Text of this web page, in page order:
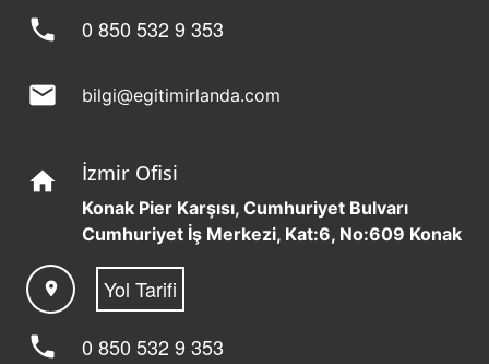
phone 0 850 532 9 353
mail bilgi@egitimirlanda.com
home İzmir Ofisi
Konak Pier Karşısı, Cumhuriyet Bulvarı
Cumhuriyet İş Merkezi, Kat:6, No:609 Konak
location_on Yol Tarifi
phone 0 850 532 9 353